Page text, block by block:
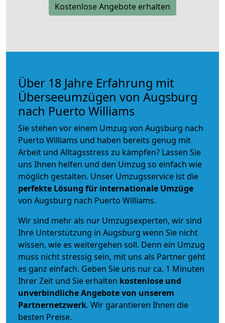
Kostenlose Angebote erhalten
Über 18 Jahre Erfahrung mit
Überseeumzügen von Augsburg
nach Puerto Williams
Sie stehen vor einem Umzug von Augsburg nach
Puerto Williams und haben bereits genug mit
Arbeit und Alltagsstress zu kämpfen? Lassen Sie
uns Ihnen helfen und den Umzug so einfach wie
möglich gestalten. Unser Umzugsservice ist die
perfekte Lösung für internationale Umzüge
von Augsburg nach Puerto Williams.
Wir sind mehr als nur Umzugsexperten, wir sind
Ihre Unterstützung in Augsburg wenn Sie nicht
wissen, wie es weitergehen soll. Denn ein Umzug
muss nicht stressig sein, mit uns als Partner geht
es ganz einfach. Geben Sie uns nur ca. 1 Minuten
Ihrer Zeit und Sie erhalten kostenlose und
unverbindlicheAngebote von unserem
Partnernetzwerk. Wir garantieren Ihnen die
besten Preise.